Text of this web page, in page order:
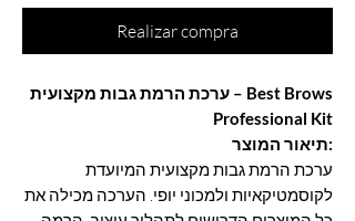
Realizar compra
ערכת הרמת גבות מקצועית – Best Brows
Professional Kit
תיאור המוצר:
ערכת הרמת גבות מקצועית המיועדת
לקוסמטיקאיות ולמכוני יופי. הערכה מכילה את